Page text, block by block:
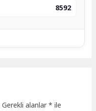
8592
Gerekli alanlar* ile